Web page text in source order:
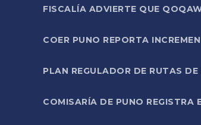
FISCALÍA ADVIERTE QUE
COER PUNO REPORTA
PLAN REGULADOR DE RUTAS
COMISARÍA DE PUNO REGISTRA